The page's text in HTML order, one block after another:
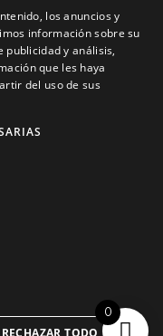
0
los anuncios y
información sobre su
publicidad y análisis,
que les haya
del uso de sus
RECHAZAR TODO